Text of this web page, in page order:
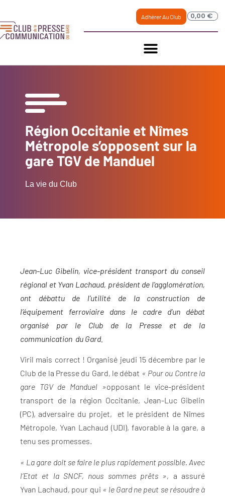
Adhérer Au Club 0,00 €
Région Occitanie et Nîmes
Métropole s’opposent sur la
gare TGV de Manduel
La vie du Club
Jean-Luc Gibelin, vice-président transport du conseil
régional et Yvan Lachaud, président de l’agglomération,
ont débattu de l’utilité de la construction de
l’équipement ferroviaire dans le cadre d’un débat
organisé par le Club de la Presse et de la
communication du Gard.
Viril mais correct ! Organisé jeudi 15 décembre par le
Club de la Presse du Gard, le débat « Pour ou Contre la
gare TGV de Manduel »opposant le vice-président
transport de la région Occitanie, Jean-Luc Gibelin
(PC), adversaire du projet, et le président de Nîmes
Métropole, Yvan Lachaud (UDI), favorable à la gare, a
tenu ses promesses.
« La gare doit se faire le plus rapidement possible. Avec
l’Etat et la SNCF, nous sommes prêts », a assuré
Yvan Lachaud, pour qui « le Gard ne peut se résoudre à